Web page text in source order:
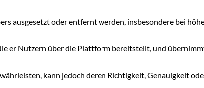
ausgesetzt oder entfernt werden, insbesondere bei
er Nutzern über die Plattform bereitstellt, und
kann jedoch deren Richtigkeit, Genauigkeit